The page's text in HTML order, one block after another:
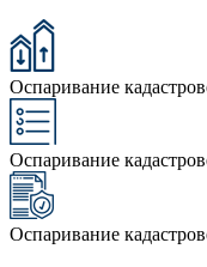
Оспаривание
Оспаривание
Оспаривание